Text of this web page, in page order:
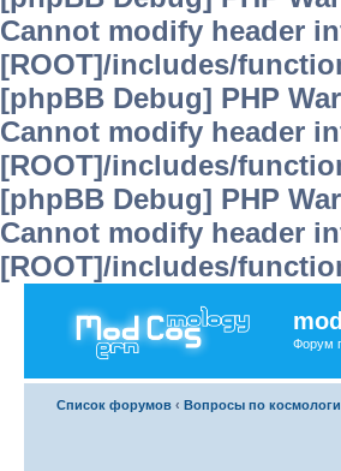
Cannot modify header
[ROOT]/includes/
[phpBB Debug] PHP
Cannot modify header
[ROOT]/includes/
[phpBB Debug] PHP
Cannot modify header
[ROOT]/includes/
Форум
Список форумов ‹ Вопросы по